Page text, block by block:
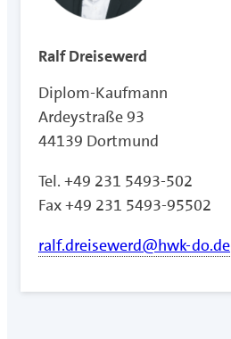
Ralf Dreisewerd
Diplom-Kaufmann
Ardeystraße 93
44139 Dortmund
Tel. +49 231 5493-502
Fax +49 231 5493-95502
ralf.dreisewerd@hwk-do.de